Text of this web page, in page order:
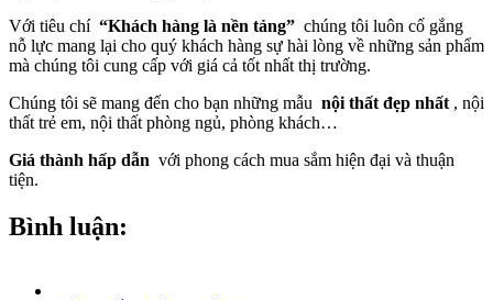
Với tiêu chí “Khách hàng là nền tảng” chúng tôi luôn cố gắng
nỗ lực mang lại cho quý khách hàng sự hài lòng về những sản phẩm
mà chúng tôi cung cấp với giá cả tốt nhất thị trường.
Chúng tôi sẽ mang đến cho bạn những mẫu nội thất đẹp nhất , nội
thất trẻ em, nội thất phòng ngủ, phòng khách…
Giá thành hấp dẫn với phong cách mua sắm hiện đại và thuận
tiện.
Bình luận: